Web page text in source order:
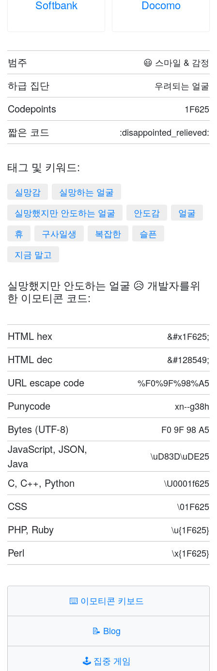
Softbank Docomo
범주 😃 스마일 & 감정
하급 집단 우려되는 얼굴
Codepoints 1F625
짧은 코드 :disappointed_relieved:
태그 및 키워드:
실망감
실망하는 얼굴
실망했지만 안도하는 얼굴
안도감
얼굴
휴
구사일생 복잡한
슬픈
지금 말고
실망했지만 안도하는 얼굴 😥 개발자를위
한 이모티콘 코드:
HTML hex &#x1F625;
HTML dec &#128549;
URL escape code %F0%9F%98%A5
Punycode xn--g38h
Bytes (UTF-8) F0 9F 98 A5
JavaScript, JSON,
Java
\uD83D\uDE25
C, C++, Python \U0001f625
CSS \01F625
PHP, Ruby \u{1F625}
Perl \x{1F625}
⌨️ 이모티콘 키보드
📝 Blog
🕹️ 집중 게임